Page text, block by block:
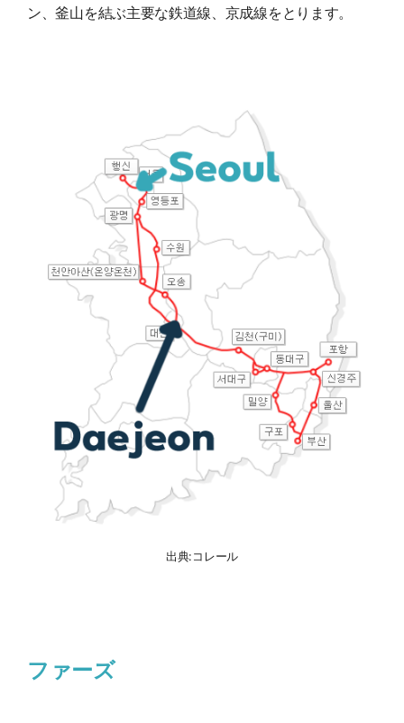
ン、釜山を結ぶ主要な鉄道線、京成線をとります。
出典:コレール
ファーズ